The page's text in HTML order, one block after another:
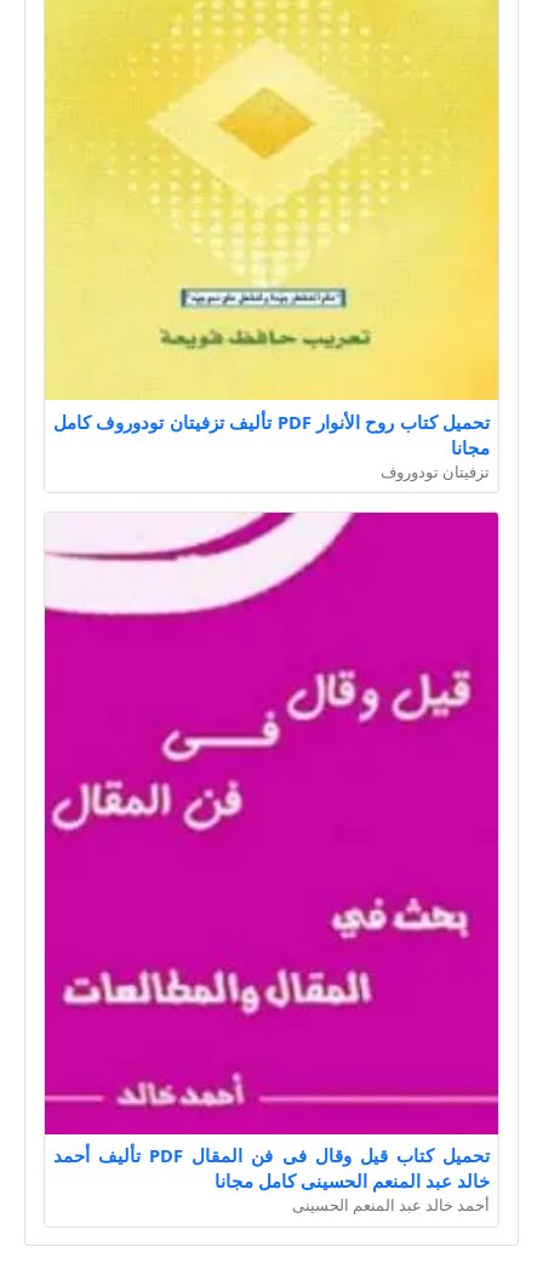
تحميل كتاب روح الأنوار PDF تأليف تزفيتان تودوروف كامل
مجانا
تزفيتان تودوروف
تحميل كتاب قيل وقال فى فن المقال PDF تأليف أحمد
خالد عبد المنعم الحسينى كامل مجانا
أحمد خالد عبد المنعم الحسينى